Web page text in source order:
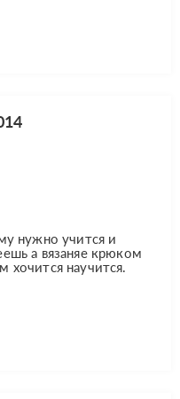
нужно учится и
а вязаняе крюком
хочится научится.